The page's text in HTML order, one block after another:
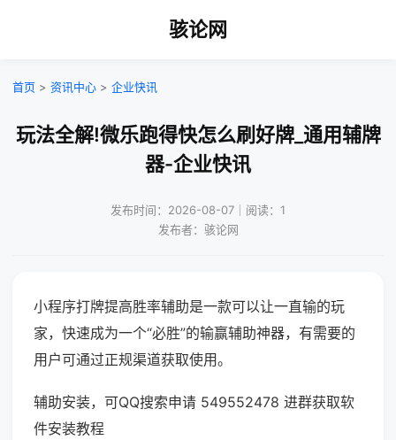
骇论网
首页 > 资讯中心 > 企业快讯
玩法全解!微乐跑得快怎么刷好牌_通用辅牌
器-企业快讯
发布时间：2026-08-07｜阅读：1
发布者：骇论网
小程序打牌提高胜率辅助是一款可以让一直输的玩
家，快速成为一个“必胜”的输赢辅助神器，有需要的
用户可通过正规渠道获取使用。
辅助安装，可QQ搜索申请 549552478 进群获取软
件安装教程